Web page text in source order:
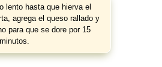
lento hasta que hierva el
agrega el queso rallado y
para que se dore por 15
minutos.